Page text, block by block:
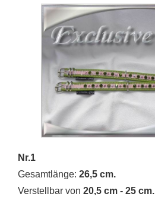
Nr.1
Gesamtlänge: 26,5 cm.
Verstellbar von 20,5 cm - 25 cm.